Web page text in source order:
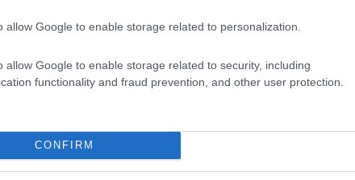
allow Google to enable storage related to personalization.
allow Google to enable storage related to security, including
functionality and fraud prevention, and other user protection.
CONFIRM
σου πρέπει να συνδεθείς στο my gazzetta!